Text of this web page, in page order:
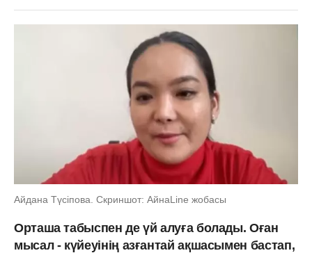
Айдана Түсіпова. Скриншот: АйнаLine жобасы
Орташа табыспен де үй алуға болады. Оған
мысал - күйеуінің азғантай ақшасымен бастап,